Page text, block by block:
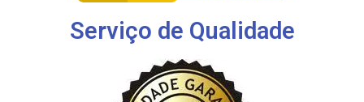
Serviço de Qualidade